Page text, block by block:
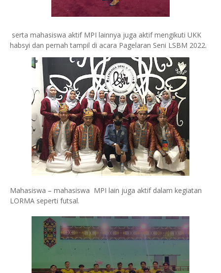
serta mahasiswa aktif MPI lainnya juga aktif mengikuti UKK
habsyi dan pernah tampil di acara Pagelaran Seni LSBM 2022.
Mahasiswa – mahasiswa MPI lain juga aktif dalam kegiatan
LORMA seperti futsal.